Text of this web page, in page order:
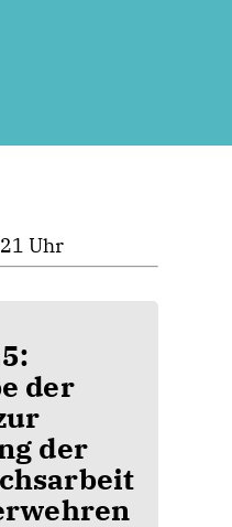
Uhr
der
der